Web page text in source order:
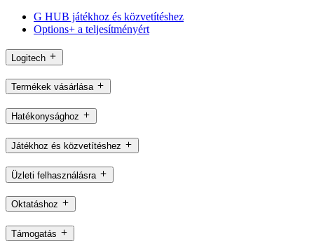
G HUB játékhoz és közvetítéshez
Options+ a teljesítményért
Logitech
Termékek vásárlása
Hatékonysághoz
Játékhoz és közvetítéshez
Üzleti felhasználásra
Oktatáshoz
Támogatás